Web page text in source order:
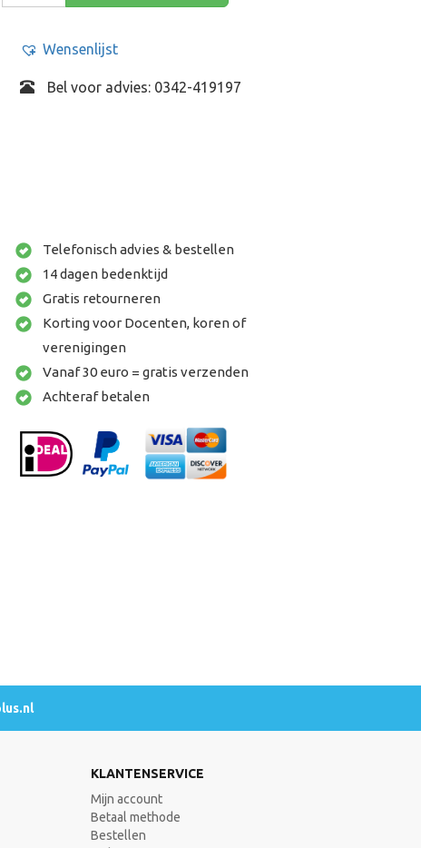
Wensenlijst
Bel voor advies: 0342-419197
Telefonisch advies & bestellen
14 dagen bedenktijd
Gratis retourneren
Korting voor Docenten, koren of
verenigingen
Vanaf 30 euro = gratis verzenden
Achteraf betalen
KLANTENSERVICE
Mijn account
Betaal methode
Bestellen